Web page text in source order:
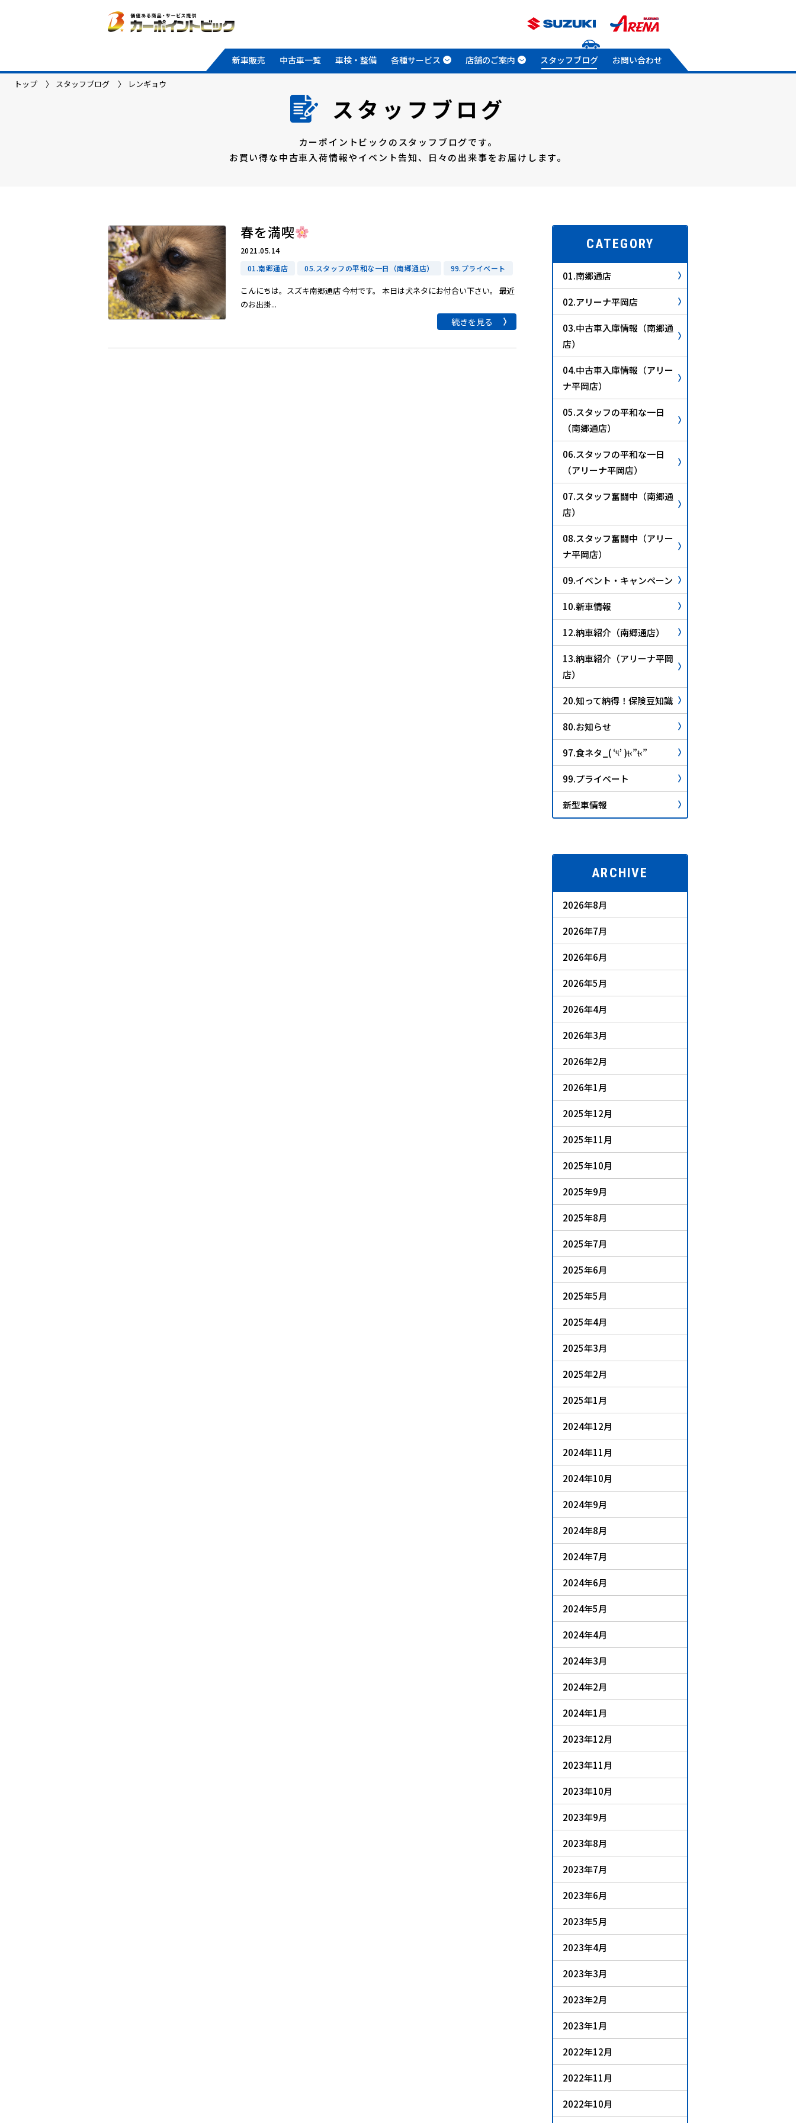
新車販売 中古車一覧 車検・整備 各種サービス 店舗のご案内 スタッフブログ お問い合わせ
トップ スタッフブログ レンギョウ
スタッフブログ
カーポイントビックのスタッフブログです。
お買い得な中古車入荷情報やイベント告知、
日々の出来事をお届けします。
春を満喫
2021.05.14
01.南郷通店
05.スタッフの平和な一日（南郷通店） 99.プライベート
こんにちは。スズキ南郷通店 今村です。 本日は犬ネタにお付合い下さい。 最近
のお出掛...
続きを見る
CATEGORY
01.南郷通店
02.アリーナ平岡店
03.中古車入庫情報（南郷通
店）
04.中古車入庫情報（アリー
ナ平岡店）
05.スタッフの平和な一日
（南郷通店）
06.スタッフの平和な一日
（アリーナ平岡店）
07.スタッフ奮闘中（南郷通
店）
08.スタッフ奮闘中（アリー
ナ平岡店）
09.イベント・キャンペーン
10.新車情報
12.納車紹介（南郷通店）
13.納車紹介（アリーナ平岡
店）
20.知って納得！保険豆知識
80.お知らせ
97.食ネタ_( ‘༥’ )ŧ‹”ŧ‹”
99.プライベート
新型車情報
ARCHIVE
2026年8月
2026年7月
2026年6月
2026年5月
2026年4月
2026年3月
2026年2月
2026年1月
2025年12月
2025年11月
2025年10月
2025年9月
2025年8月
2025年7月
2025年6月
2025年5月
2025年4月
2025年3月
2025年2月
2025年1月
2024年12月
2024年11月
2024年10月
2024年9月
2024年8月
2024年7月
2024年6月
2024年5月
2024年4月
2024年3月
2024年2月
2024年1月
2023年12月
2023年11月
2023年10月
2023年9月
2023年8月
2023年7月
2023年6月
2023年5月
2023年4月
2023年3月
2023年2月
2023年1月
2022年12月
2022年11月
2022年10月